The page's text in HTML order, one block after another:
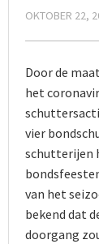
OKTOBER 22,
Door de
het
vier
schutterijen
van het
bekend dat
doorgang